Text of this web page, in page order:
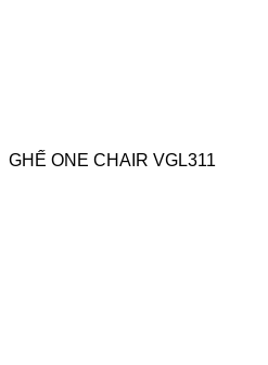
GHẾ ONE CHAIR VGL311